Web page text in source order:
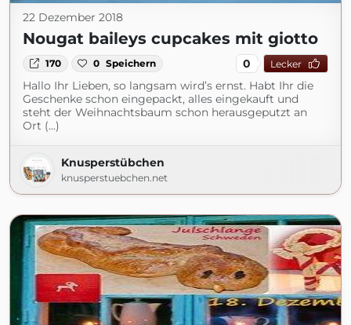
22 Dezember 2018
Nougat baileys cupcakes mit giotto
170 0 Speichern 0 Lecker
Hallo Ihr Lieben, so langsam wird’s ernst. Habt Ihr die
Geschenke schon eingepackt, alles eingekauft und
steht der Weihnachtsbaum schon herausgeputzt an
Ort (...)
Knusperstübchen
knusperstuebchen.net